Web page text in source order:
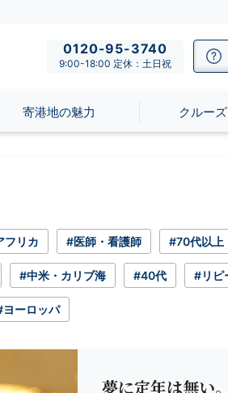
0120-95-3740
9:00-18:00 定休：土日祝
寄港地の魅力 クルー
フリカ #医師・看護師 #70代以上
#中米・カリブ海 #40代 #リピ
ヨーロッパ
夢に定年は無い